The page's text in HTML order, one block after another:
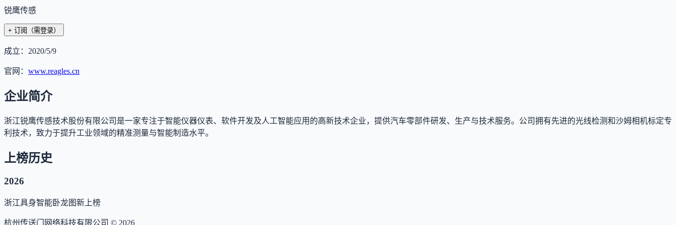
锐鹰传感
+ 订阅 （需登录）
成立： 2020/5/9
官网： www.reagles.cn
企业简介
浙江锐鹰传感技术股份有限公司是一家专注于智能仪器仪表、软件开发及人工智能应用的高新技术企业，提供汽车零部件研发、生产与技术服务。公司拥有先进的光线检测和沙姆相机标定专
利技术，致力于提升工业领域的精准测量与智能制造水平。
上榜历史
2026
浙江具身智能卧龙图新上榜
杭州传送门网络科技有限公司 © 2026